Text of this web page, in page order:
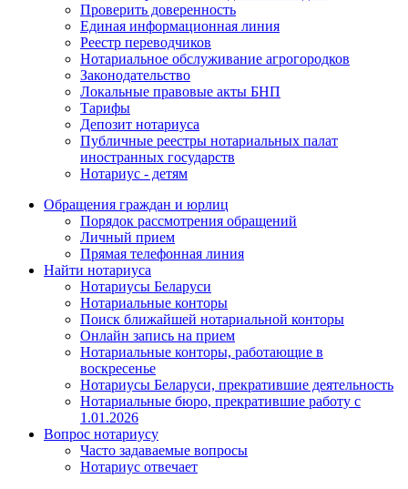
Проверить доверенность
Единая информационная линия
Реестр переводчиков
Нотариальное обслуживание агрогородков
Законодательство
Локальные правовые акты БНП
Тарифы
Депозит нотариуса
Публичные реестры нотариальных палат
иностранных государств
Нотариус - детям
Обращения граждан и юрлиц
Порядок рассмотрения обращений
Личный прием
Прямая телефонная линия
Найти нотариуса
Нотариусы Беларуси
Нотариальные конторы
Поиск ближайшей нотариальной конторы
Онлайн запись на прием
Нотариальные конторы, работающие в
воскресенье
Нотариусы Беларуси, прекратившие деятельность
Нотариальные бюро, прекратившие работу с
1.01.2026
Вопрос нотариусу
Часто задаваемые вопросы
Нотариус отвечает